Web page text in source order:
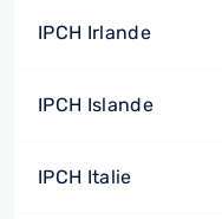
IPCH Irlande
IPCH Islande
IPCH Italie